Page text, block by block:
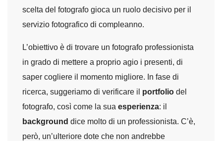
scelta del fotografo gioca un ruolo decisivo per il
servizio fotografico di compleanno.
L’obiettivo è di trovare un fotografo professionista
in grado di mettere a proprio agio i presenti, di
saper cogliere il momento migliore. In fase di
ricerca, suggeriamo di verificare il portfolio del
fotografo, così come la sua esperienza: il
background dice molto di un professionista. C’è,
però, un’ulteriore dote che non andrebbe